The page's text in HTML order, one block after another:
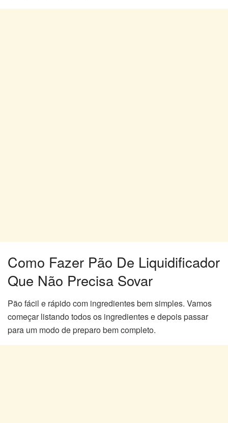
Como Fazer Pão De Liquidificador
Que Não Precisa Sovar
Pão fácil e rápido com ingredientes bem simples. Vamos
começar listando todos os ingredientes e depois passar
para um modo de preparo bem completo.